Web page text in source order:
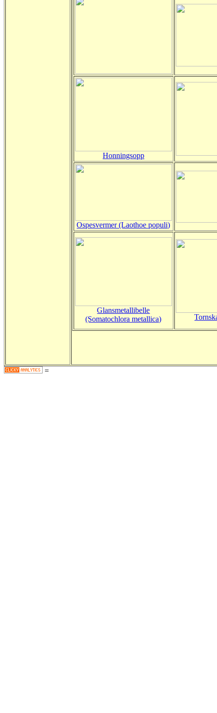
Honningsopp
Ospesvermer (Laothoe populi)
Glansmetallibelle
(Somatochlora metallica)
=